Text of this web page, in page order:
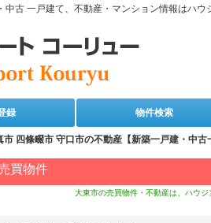
古 一戸建て、不動産・マンション情報はハウ
録 物件検索
四條畷市 守口市の不動産【新築一戸建・中
買物件
大東市の売買物件・不動産は、ハウ
イン